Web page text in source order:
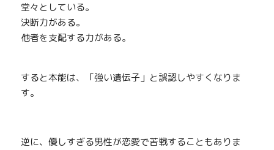
堂々としている。
決断力がある。
他者を支配する力がある。
すると本能は、 「強い遺伝子」と誤認しやすくなりま
す。
逆に、優しすぎる男性が恋愛で苦戦することもありま